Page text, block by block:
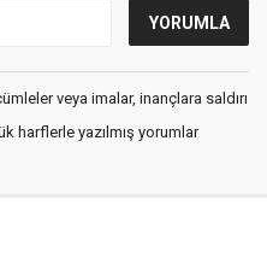
veya imalar, inançlara saldırı
harflerle yazılmış yorumlar